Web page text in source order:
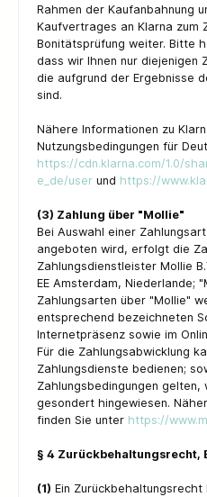
Rahmen der Kaufanbahnung
Kaufvertrages an Klarna zum
Bonitätsprüfung weiter. Bitte
dass wir Ihnen nur diejenigen
die aufgrund der Ergebnisse
sind.
Nähere Informationen zu
Nutzungsbedingungen für
https://cdn.klarna.com/1.0/
e_de/user und https://
(3) Zahlung über "Mollie"
Bei Auswahl einer
angeboten wird, erfolgt die
Zahlungsdienstleister Mollie
EE Amsterdam, Niederlande;
Zahlungsarten über "Mollie"
entsprechend bezeichneten
Internetpräsenz sowie im
Für die Zahlungsabwicklung
Zahlungsdienste bedienen;
Zahlungsbedingungen gelten,
gesondert hingewiesen.
finden Sie unter https://
§ 4 Zurückbehaltungsrecht,
(1) Ein Zurückbehaltungsrecht